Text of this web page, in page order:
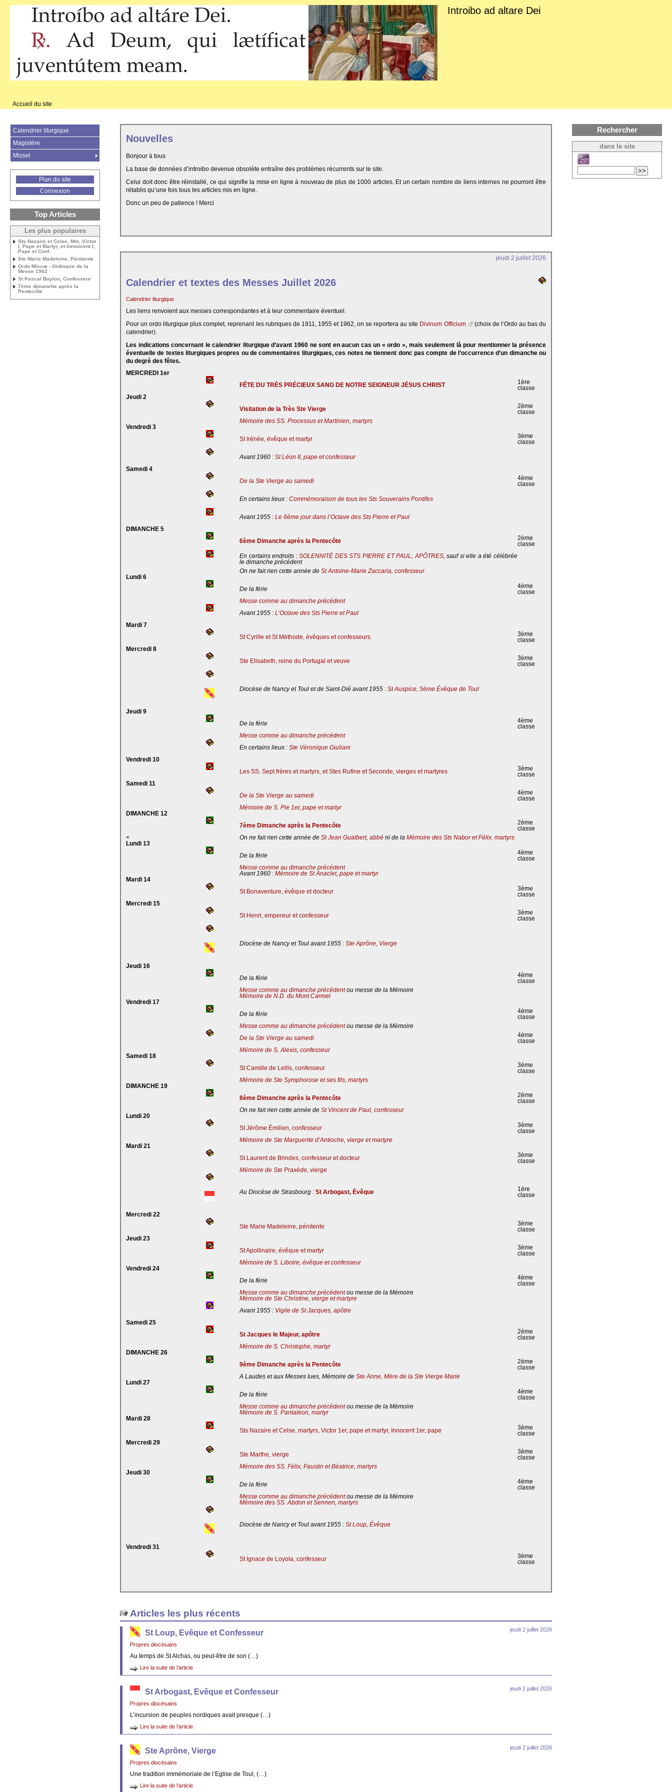
Introibo ad altare Dei
Accueil du site
Nouvelles
Bonjour à tous
La base de données d’introibo devenue obsolète entraîne des problèmes récurrents sur le site.
Celui doit donc être réinstallé, ce qui signifie la mise en ligne à nouveau de plus de 1000 articles. Et un certain nombre de liens internes ne pourront être
rétablis qu’une fois tous les articles mis en ligne.
Donc un peu de patience ! Merci
jeudi 2 juillet 2026
Calendrier et textes des Messes Juillet 2026
Calendrier liturgique
Les liens renvoient aux messes correspondantes et à leur commentaire éventuel.
Pour un ordo liturgique plus complet, reprenant les rubriques de 1911, 1955 et 1962, on se reportera au site Divinum Officium
(choix de l’Ordo au bas du
calendrier).
Les indications concernant le calendrier liturgique d’avant 1960 ne sont en aucun cas un « ordo », mais seulement là pour mentionner la présence
éventuelle de textes liturgiques propres ou de commentaires liturgiques, ces notes ne tiennent donc pas compte de l’occurrence d’un dimanche ou
du degré des fêtes.
MERCREDI 1er
FÊTE DU TRÈS PRÉCIEUX SANG DE NOTRE SEIGNEUR JÉSUS CHRIST
1ère
classe
Jeudi 2
Visitation de la Très Ste Vierge
2ème
classe
Mémoire des SS. Processus et Martinien, martyrs
Vendredi 3
St Irénée, évêque et martyr
3ème
classe
Avant 1960 : St Léon II, pape et confesseur
Samedi 4
De la Ste Vierge au samedi
4ème
classe
En certains lieux : Commémoraison de tous les Sts Souverains Pontifes
Avant 1955 : Le 6ème jour dans l’Octave des Sts Pierre et Paul
DIMANCHE 5
6ème Dimanche après la Pentecôte
2ème
classe
En certains endroits :SOLENNITÉ DES STS PIERRE ET PAUL, APÔTRES, sauf si elle a été célébrée
le dimanche précédent
On ne fait rien cette année de St Antoine-Marie Zaccaria, confesseur
Lundi 6
De la férie
4ème
classe
Messe comme au dimanche précédent
Avant 1955 : L’Octave des Sts Pierre et Paul
Mardi 7
St Cyrille et St Méthode, évêques et confesseurs
3ème
classe
Mercredi 8
Ste Elisabeth, reine du Portugal et veuve
3ème
classe
Diocèse de Nancy et Toul et de Saint-Dié avant 1955 : St Auspice, 5ème Évêque de Toul
Jeudi 9
De la férie
4ème
classe
Messe comme au dimanche précédent
En certains lieux : Ste Véronique Giuliani
Vendredi 10
Les SS. Sept frères et martyrs, et Stes Rufine et Seconde, vierges et martyres
3ème
classe
Samedi 11
De la Ste Vierge au samedi
4ème
classe
Mémoire de S. Pie 1er, pape et martyr
DIMANCHE 12
7ème Dimanche après la Pentecôte
2ème
classe
<
On ne fait rien cette année de St Jean Gualbert, abbé ni de la Mémoire des Sts Nabor et Félix, martyrs
Lundi 13
De la férie
4ème
classe
Messe comme au dimanche précédent
Avant 1960 : Mémoire de St Anaclet, pape et martyr
Mardi 14
St Bonaventure, évêque et docteur
3ème
classe
Mercredi 15
St Henri, empereur et confesseur
3ème
classe
Diocèse de Nancy et Toul avant 1955 : Ste Aprône, Vierge
Jeudi 16
De la férie
4ème
classe
Messe comme au dimanche précédentou messe de la Mémoire
Mémoire de N.D. du Mont Carmel
Vendredi 17
De la férie
4ème
classe
Messe comme au dimanche précédentou messe de la Mémoire
De la Ste Vierge au samedi
4ème
classe
Mémoire de S. Alexis, confesseur
Samedi 18
St Camille de Lellis, confesseur
3ème
classe
Mémoire de Ste Symphorose et ses fils, martyrs
DIMANCHE 19
8ème Dimanche après la Pentecôte
2ème
classe
On ne fait rien cette année de St Vincent de Paul, confesseur
Lundi 20
St Jérôme Émilien, confesseur
3ème
classe
Mémoire de Ste Marguerite d’Antioche, vierge et martyre
Mardi 21
St Laurent de Brindes, confesseur et docteur
3ème
classe
Mémoire de Ste Praxède, vierge
Au Diocèse de Strasbourg : St Arbogast, Évêque
1ère
classe
Mercredi 22
Ste Marie Madeleine, pénitente
3ème
classe
Jeudi 23
St Apollinaire, évêque et martyr
3ème
classe
Mémoire de S. Liboire, évêque et confesseur
Vendredi 24
De la férie
4ème
classe
Messe comme au dimanche précédentou messe de la Mémoire
Mémoire de Ste Christine, vierge et martyre
Avant 1955 : Vigile de St Jacques, apôtre
Samedi 25
St Jacques le Majeur, apôtre
2ème
classe
Mémoire de S. Christophe, martyr
DIMANCHE 26
9ème Dimanche après la Pentecôte
2ème
classe
A Laudes et aux Messes lues, Mémoire de Ste Anne, Mère de la Ste Vierge Marie
Lundi 27
De la férie
4ème
classe
Messe comme au dimanche précédentou messe de la Mémoire
Mémoire de S. Pantaléon, martyr
Mardi 28
Sts Nazaire et Celse, martyrs, Victor 1er, pape et martyr, Innocent 1er, pape
3ème
classe
Mercredi 29
Ste Marthe, vierge
3ème
classe
Mémoire des SS. Félix, Faustin et Béatrice, martyrs
Jeudi 30
De la férie
4ème
classe
Messe comme au dimanche précédentou messe de la Mémoire
Mémoire des SS. Abdon et Sennen, martyrs
Diocèse de Nancy et Toul avant 1955 : St Loup, Évêque
Vendredi 31
St Ignace de Loyola, confesseur
3ème
classe
Articles les plus récents
jeudi 2 juillet 2026
St Loup, Evêque et Confesseur
Propres diocésains
Au temps de St Alchas, ou peut-être de son (…)
Lire la suite de l’article
jeudi 2 juillet 2026
St Arbogast, Evêque et Confesseur
Propres diocésains
L’incursion de peuples nordiques avait presque (…)
Lire la suite de l’article
jeudi 2 juillet 2026
Ste Aprône, Vierge
Propres diocésains
Une tradition immémoriale de l’Eglise de Toul, (…)
Lire la suite de l’article
Calendrier liturgique
Magistère
Missel
Plan du site
Connexion
Top Articles
Les plus populaires
Sts Nazaire et Celse, Mm, Victor
I, Pape et Martyr, et Innoncent I,
Pape et Conf.
Ste Marie Madeleine, Pénitente
Ordo Missæ - Ordinaire de la
Messe 1962
St Pascal Baylon, Confesseur
7ème dimanche après la
Pentecôte
Rechercher
dans le site